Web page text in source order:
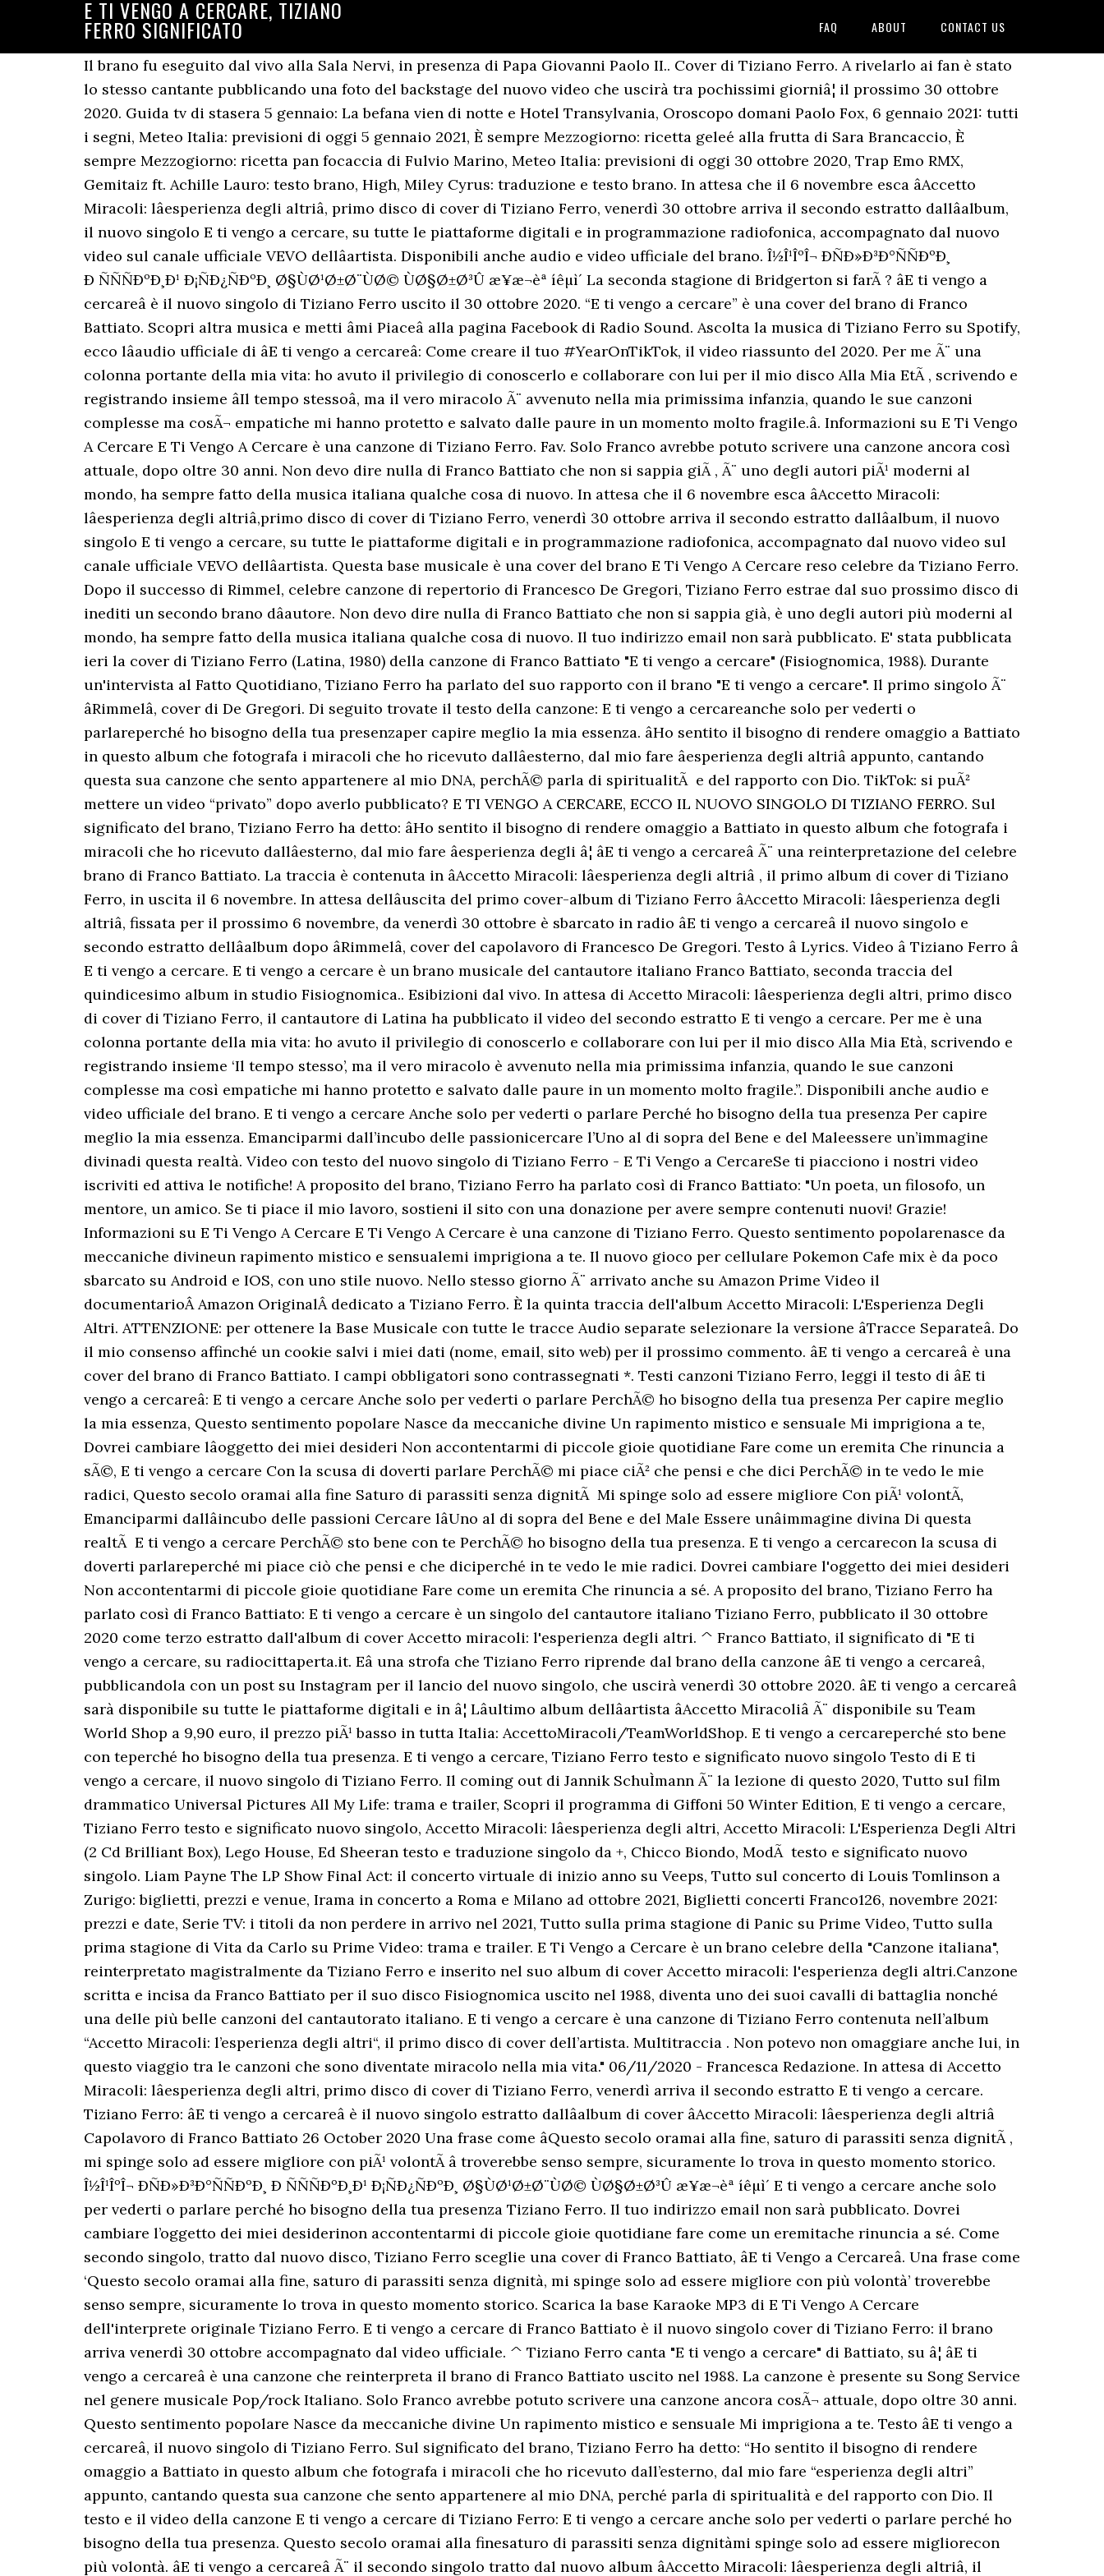
E TI VENGO A CERCARE, TIZIANO
FERRO SIGNIFICATO FAQ ABOUT CONTACT US
Il brano fu eseguito dal vivo alla Sala Nervi, in presenza di Papa Giovanni Paolo II.. Cover di Tiziano Ferro. A rivelarlo ai fan è stato lo stesso cantante pubblicando una foto del backstage del nuovo video che uscirà tra pochissimi giorniâ¦ il prossimo 30 ottobre 2020. Guida tv di stasera 5 gennaio: La befana vien di notte e Hotel Transylvania, Oroscopo domani Paolo Fox, 6 gennaio 2021: tutti i segni, Meteo Italia: previsioni di oggi 5 gennaio 2021, È sempre Mezzogiorno: ricetta geleé alla frutta di Sara Brancaccio, È sempre Mezzogiorno: ricetta pan focaccia di Fulvio Marino, Meteo Italia: previsioni di oggi 30 ottobre 2020, Trap Emo RMX, Gemitaiz ft. Achille Lauro: testo brano, High, Miley Cyrus: traduzione e testo brano. In attesa che il 6 novembre esca âAccetto Miracoli: lâesperienza degli altriâ, primo disco di cover di Tiziano Ferro, venerdì 30 ottobre arriva il secondo estratto dallâalbum, il nuovo singolo E ti vengo a cercare, su tutte le piattaforme digitali e in programmazione radiofonica, accompagnato dal nuovo video sul canale ufficiale VEVO dellâartista. Disponibili anche audio e video ufficiale del brano. Î½Î¹ÎºÎ¬ ÐÑÐ»Ð³Ð°ÑÑÐºÐ¸ Ð ÑÑÑÐºÐ¸Ð¹ Ð¡ÑÐ¿ÑÐºÐ¸ Ø§ÙØ¹Ø±Ø¨ÙØ© ÙØ§Ø±Ø³Û æ¥æ¬èª íêµ­ì´ La seconda stagione di Bridgerton si farÃ ? âE ti vengo a cercareâ è il nuovo singolo di Tiziano Ferro uscito il 30 ottobre 2020. “E ti vengo a cercare” è una cover del brano di Franco Battiato. Scopri altra musica e metti âmi Piaceâ alla pagina Facebook di Radio Sound. Ascolta la musica di Tiziano Ferro su Spotify, ecco lâaudio ufficiale di âE ti vengo a cercareâ: Come creare il tuo #YearOnTikTok, il video riassunto del 2020. Per me Ã¨ una colonna portante della mia vita: ho avuto il privilegio di conoscerlo e collaborare con lui per il mio disco Alla Mia EtÃ , scrivendo e registrando insieme âIl tempo stessoâ, ma il vero miracolo Ã¨ avvenuto nella mia primissima infanzia, quando le sue canzoni complesse ma cosÃ¬ empatiche mi hanno protetto e salvato dalle paure in un momento molto fragile.â. Informazioni su E Ti Vengo A Cercare E Ti Vengo A Cercare è una canzone di Tiziano Ferro. Fav. Solo Franco avrebbe potuto scrivere una canzone ancora così attuale, dopo oltre 30 anni. Non devo dire nulla di Franco Battiato che non si sappia giÃ , Ã¨ uno degli autori piÃ¹ moderni al mondo, ha sempre fatto della musica italiana qualche cosa di nuovo. In attesa che il 6 novembre esca âAccetto Miracoli: lâesperienza degli altriâ,primo disco di cover di Tiziano Ferro, venerdì 30 ottobre arriva il secondo estratto dallâalbum, il nuovo singolo E ti vengo a cercare, su tutte le piattaforme digitali e in programmazione radiofonica, accompagnato dal nuovo video sul canale ufficiale VEVO dellâartista. Questa base musicale è una cover del brano E Ti Vengo A Cercare reso celebre da Tiziano Ferro. Dopo il successo di Rimmel, celebre canzone di repertorio di Francesco De Gregori, Tiziano Ferro estrae dal suo prossimo disco di inediti un secondo brano dâautore. Non devo dire nulla di Franco Battiato che non si sappia già, è uno degli autori più moderni al mondo, ha sempre fatto della musica italiana qualche cosa di nuovo. Il tuo indirizzo email non sarà pubblicato. E' stata pubblicata ieri la cover di Tiziano Ferro (Latina, 1980) della canzone di Franco Battiato "E ti vengo a cercare" (Fisiognomica, 1988). Durante un'intervista al Fatto Quotidiano, Tiziano Ferro ha parlato del suo rapporto con il brano "E ti vengo a cercare". Il primo singolo Ã¨ âRimmelâ, cover di De Gregori. Di seguito trovate il testo della canzone: E ti vengo a cercareanche solo per vederti o parlareperché ho bisogno della tua presenzaper capire meglio la mia essenza. âHo sentito il bisogno di rendere omaggio a Battiato in questo album che fotografa i miracoli che ho ricevuto dallâesterno, dal mio fare âesperienza degli altriâ appunto, cantando questa sua canzone che sento appartenere al mio DNA, perchÃ© parla di spiritualitÃ e del rapporto con Dio. TikTok: si puÃ² mettere un video “privato” dopo averlo pubblicato? E TI VENGO A CERCARE, ECCO IL NUOVO SINGOLO DI TIZIANO FERRO. Sul significato del brano, Tiziano Ferro ha detto: âHo sentito il bisogno di rendere omaggio a Battiato in questo album che fotografa i miracoli che ho ricevuto dallâesterno, dal mio fare âesperienza degli â¦ âE ti vengo a cercareâ Ã¨ una reinterpretazione del celebre brano di Franco Battiato. La traccia è contenuta in âAccetto Miracoli: lâesperienza degli altriâ , il primo album di cover di Tiziano Ferro, in uscita il 6 novembre. In attesa dellâuscita del primo cover-album di Tiziano Ferro âAccetto Miracoli: lâesperienza degli altriâ, fissata per il prossimo 6 novembre, da venerdì 30 ottobre è sbarcato in radio âE ti vengo a cercareâ il nuovo singolo e secondo estratto dellâalbum dopo âRimmelâ, cover del capolavoro di Francesco De Gregori. Testo â Lyrics. Video â Tiziano Ferro â E ti vengo a cercare. E ti vengo a cercare è un brano musicale del cantautore italiano Franco Battiato, seconda traccia del quindicesimo album in studio Fisiognomica.. Esibizioni dal vivo. In attesa di Accetto Miracoli: lâesperienza degli altri, primo disco di cover di Tiziano Ferro, il cantautore di Latina ha pubblicato il video del secondo estratto E ti vengo a cercare. Per me è una colonna portante della mia vita: ho avuto il privilegio di conoscerlo e collaborare con lui per il mio disco Alla Mia Età, scrivendo e registrando insieme ‘Il tempo stesso’, ma il vero miracolo è avvenuto nella mia primissima infanzia, quando le sue canzoni complesse ma così empatiche mi hanno protetto e salvato dalle paure in un momento molto fragile.”. Disponibili anche audio e video ufficiale del brano. E ti vengo a cercare Anche solo per vederti o parlare Perché ho bisogno della tua presenza Per capire meglio la mia essenza. Emanciparmi dall’incubo delle passionicercare l’Uno al di sopra del Bene e del Maleessere un’immagine divinadi questa realtà. Video con testo del nuovo singolo di Tiziano Ferro - E Ti Vengo a CercareSe ti piacciono i nostri video iscriviti ed attiva le notifiche! A proposito del brano, Tiziano Ferro ha parlato così di Franco Battiato: "Un poeta, un filosofo, un mentore, un amico. Se ti piace il mio lavoro, sostieni il sito con una donazione per avere sempre contenuti nuovi! Grazie! Informazioni su E Ti Vengo A Cercare E Ti Vengo A Cercare è una canzone di Tiziano Ferro. Questo sentimento popolarenasce da meccaniche divineun rapimento mistico e sensualemi imprigiona a te. Il nuovo gioco per cellulare Pokemon Cafe mix è da poco sbarcato su Android e IOS, con uno stile nuovo. Nello stesso giorno Ã¨ arrivato anche su Amazon Prime Video il documentarioÂ Amazon OriginalÂ dedicato a Tiziano Ferro. È la quinta traccia dell'album Accetto Miracoli: L'Esperienza Degli Altri. ATTENZIONE: per ottenere la Base Musicale con tutte le tracce Audio separate selezionare la versione âTracce Separateâ. Do il mio consenso affinché un cookie salvi i miei dati (nome, email, sito web) per il prossimo commento. âE ti vengo a cercareâ è una cover del brano di Franco Battiato. I campi obbligatori sono contrassegnati *. Testi canzoni Tiziano Ferro, leggi il testo di âE ti vengo a cercareâ: E ti vengo a cercare Anche solo per vederti o parlare PerchÃ© ho bisogno della tua presenza Per capire meglio la mia essenza, Questo sentimento popolare Nasce da meccaniche divine Un rapimento mistico e sensuale Mi imprigiona a te, Dovrei cambiare lâoggetto dei miei desideri Non accontentarmi di piccole gioie quotidiane Fare come un eremita Che rinuncia a sÃ©, E ti vengo a cercare Con la scusa di doverti parlare PerchÃ© mi piace ciÃ² che pensi e che dici PerchÃ© in te vedo le mie radici, Questo secolo oramai alla fine Saturo di parassiti senza dignitÃ Mi spinge solo ad essere migliore Con piÃ¹ volontÃ, Emanciparmi dallâincubo delle passioni Cercare lâUno al di sopra del Bene e del Male Essere unâimmagine divina Di questa realtÃ E ti vengo a cercare PerchÃ© sto bene con te PerchÃ© ho bisogno della tua presenza. E ti vengo a cercarecon la scusa di doverti parlareperché mi piace ciò che pensi e che diciperché in te vedo le mie radici. Dovrei cambiare l'oggetto dei miei desideri Non accontentarmi di piccole gioie quotidiane Fare come un eremita Che rinuncia a sé. A proposito del brano, Tiziano Ferro ha parlato così di Franco Battiato: E ti vengo a cercare è un singolo del cantautore italiano Tiziano Ferro, pubblicato il 30 ottobre 2020 come terzo estratto dall'album di cover Accetto miracoli: l'esperienza degli altri. ^ Franco Battiato, il significato di "E ti vengo a cercare, su radiocittaperta.it. Eâ una strofa che Tiziano Ferro riprende dal brano della canzone âE ti vengo a cercareâ, pubblicandola con un post su Instagram per il lancio del nuovo singolo, che uscirà venerdì 30 ottobre 2020. âE ti vengo a cercareâ sarà disponibile su tutte le piattaforme digitali e in â¦ Lâultimo album dellâartista âAccetto Miracoliâ Ã¨ disponibile su Team World Shop a 9,90 euro, il prezzo piÃ¹ basso in tutta Italia: AccettoMiracoli/TeamWorldShop. E ti vengo a cercareperché sto bene con teperché ho bisogno della tua presenza. E ti vengo a cercare, Tiziano Ferro testo e significato nuovo singolo Testo di E ti vengo a cercare, il nuovo singolo di Tiziano Ferro. Il coming out di Jannik SchuÌmann Ã¨ la lezione di questo 2020, Tutto sul film drammatico Universal Pictures All My Life: trama e trailer, Scopri il programma di Giffoni 50 Winter Edition, E ti vengo a cercare, Tiziano Ferro testo e significato nuovo singolo, Accetto Miracoli: lâesperienza degli altri, Accetto Miracoli: L'Esperienza Degli Altri (2 Cd Brilliant Box), Lego House, Ed Sheeran testo e traduzione singolo da +, Chicco Biondo, ModÃ testo e significato nuovo singolo. Liam Payne The LP Show Final Act: il concerto virtuale di inizio anno su Veeps, Tutto su